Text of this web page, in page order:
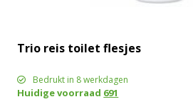
Trio reis toilet flesjes
Bedrukt in 8 werkdagen
Huidige voorraad 691